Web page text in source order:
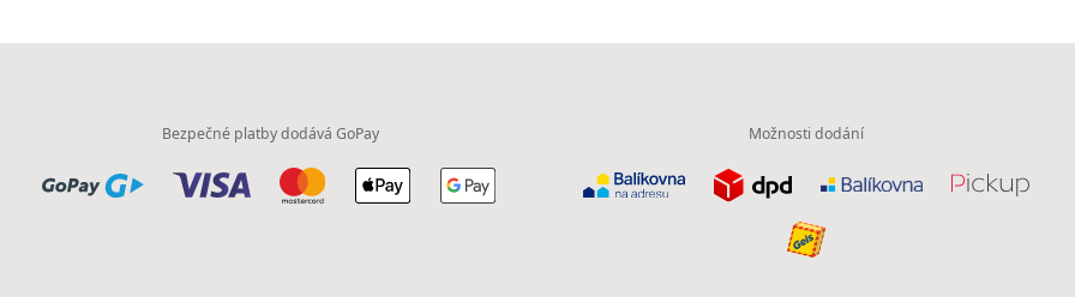
Bezpečné platby dodává GoPay Možnosti dodání